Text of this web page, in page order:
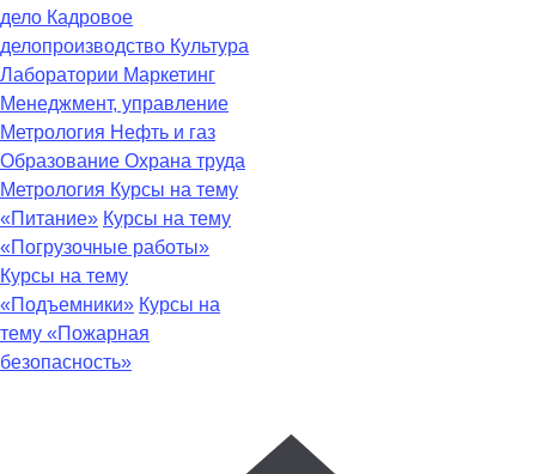
дело Кадровое
делопроизводство Культура
Лаборатории Маркетинг
Менеджмент, управление
Метрология Нефть и газ
Образование Охрана труда
Метрология Курсы на тему
«Питание» Курсы на тему
«Погрузочные работы»
Курсы на тему
«Подъемники» Курсы на
тему «Пожарная
безопасность»